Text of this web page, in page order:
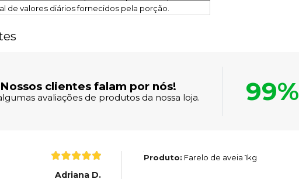
de valores diários fornecidos pela porção.
Nossos clientes falam por nós!
avaliações de produtos da nossa loja. 99%
Adriana D.
Produto: Farelo de aveia 1kg